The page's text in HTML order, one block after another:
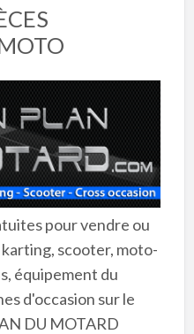
pour vendre ou
scooter, moto-
équipement du
d'occasion sur le
DU MOTARD